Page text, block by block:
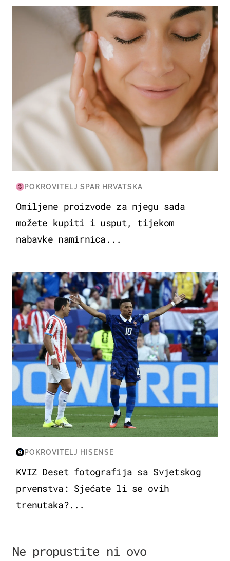
MODA & LJEPOTA
POKROVITELJ SPAR HRVATSKA
Omiljene proizvode za njegu sada
možete kupiti i usput, tijekom
nabavke namirnica...
SVJETSKO PRVENSTVO 2026
POKROVITELJ HISENSE
KVIZ Deset fotografija sa Svjetskog
prvenstva: Sjećate li se ovih
trenutaka?...
Ne propustite ni ovo